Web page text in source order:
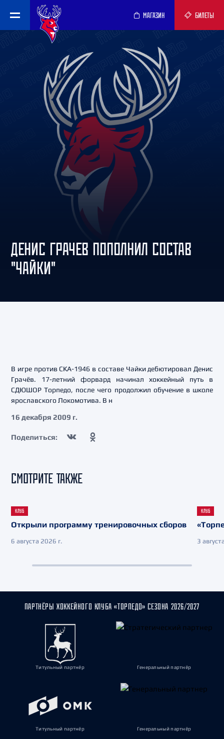
МАГАЗИН БИЛЕТЫ
ДЕНИС ГРАЧЕВ ПОПОЛНИЛ СОСТАВ
"ЧАЙКИ"
В игре против СКА-1946 в составе Чайки дебютировал Денис
Грачёв. 17-летний форвард начинал хоккейный путь в
СДЮШОР Торпедо, после чего продолжил обучение в школе
ярославского Локомотива. В н
16 декабря 2009 г.
Поделиться:
СМОТРИТЕ ТАКЖЕ
КЛУБ
Открыли программу тренировочных сборов
6 августа 2026 г.
КЛУБ
3
ПАРТНЁРЫ ХОККЕЙНОГО КЛУБА «ТОРПЕДО» СЕЗОНА 2026/2027
Титульный партнёр Генеральный партнёр
Титульный партнёр Генеральный партнёр